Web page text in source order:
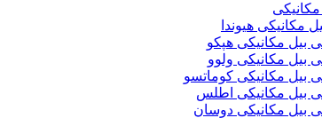
مکانیکی هیوندا
بیل مکانیکی هپکو
بیل مکانیکی ولوو
بیل مکانیکی کوماتسو
بیل مکانیکی اطلس
بیل مکانیکی دوسان